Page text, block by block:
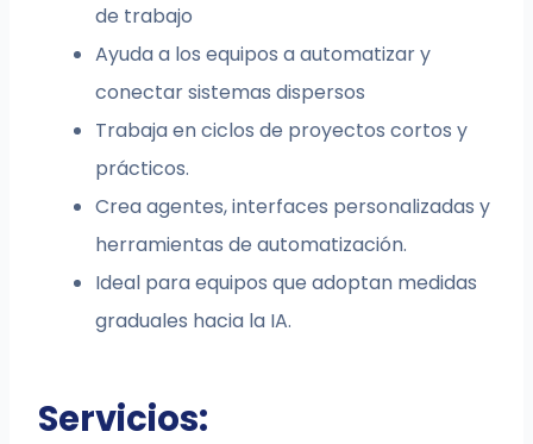
de trabajo
Ayuda a los equipos a automatizar y
conectar sistemas dispersos
Trabaja en ciclos de proyectos cortos y
prácticos.
Crea agentes, interfaces personalizadas y
herramientas de automatización.
Ideal para equipos que adoptan medidas
graduales hacia la IA.
Servicios: